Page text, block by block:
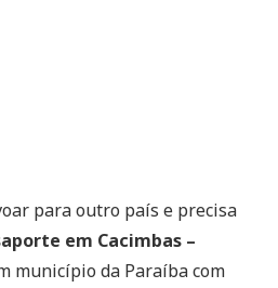
para outro país e precisa
em Cacimbas –
município da Paraíba com